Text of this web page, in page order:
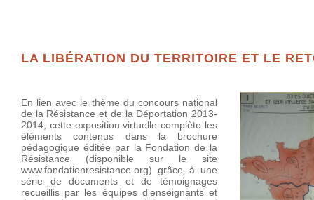
LA LIBÉRATION DU TERRITOIRE ET LE
En lien avec le thème du concours national
de la Résistance et de la Déportation 2013-
2014, cette exposition virtuelle complète les
éléments contenus dans la brochure
pédagogique éditée par la Fondation de la
Résistance (disponible sur le site
www.fondationresistance.org) grâce à une
série de documents et de témoignages
recueillis par les équipes d'enseignants et